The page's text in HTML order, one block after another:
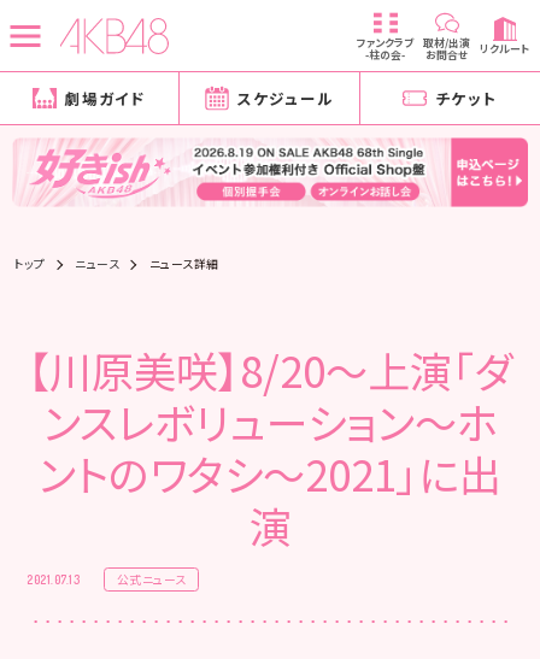
ファンクラブ
-柱の会-
取材/出演
お問合せ リクルート
劇場ガイド スケジュール チケット
トップ ニュース ニュース詳細
【川原美咲】8/20～上演「ダ
ンスレボリューション〜ホ
ントのワタシ〜2021」に出
演
2021.07.13 公式ニュース